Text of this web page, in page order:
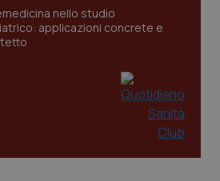
nello studio
applicazioni concrete e
CookieScript
www.quotidianosanita.it